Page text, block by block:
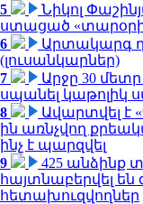
5
Նիկոլ
ստացած
6
Արտակարգ
(լուսանկարներ)
7
Արջը 30
սպանել կաթոլիկ
8
Ավարտվել է
ին առնչվող
ինչ է պարզվել
9
425 անձինք
հայտնաբերվել
հետախուզվողներ